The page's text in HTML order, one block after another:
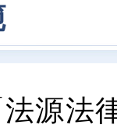
源法